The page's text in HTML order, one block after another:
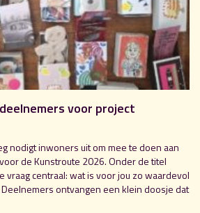
voor project
nodigt inwoners uit om mee te doen aan
de Kunstroute 2026. Onder de titel
vraag centraal: wat is voor jou zo waardevol
ontvangen een klein doosje dat